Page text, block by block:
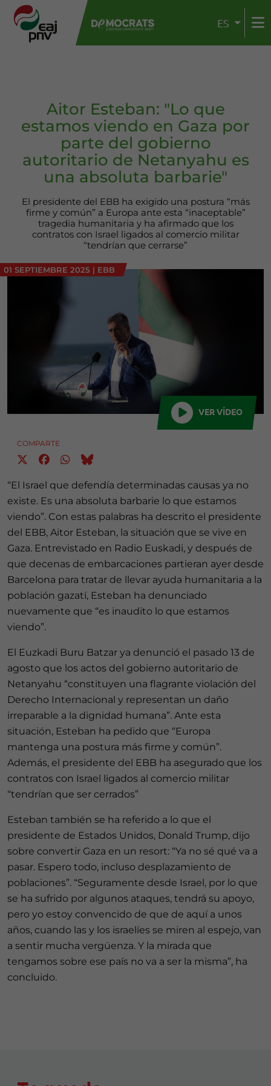
ES
Aitor Esteban: "Lo que
estamos viendo en Gaza por
parte del gobierno
autoritario de Netanyahu es
una absoluta barbarie"
El presidente del EBB ha exigido una postura “más
firme y común” a Europa ante esta “inaceptable”
tragedia humanitaria y ha afirmado que los
contratos con Israel ligados al comercio militar
“tendrían que cerrarse”
01 SEPTIEMBRE 2025 | EBB
VER VÍDEO
COMPARTE
“El Israel que defendía determinadas causas ya no
existe. Es una absoluta barbarie lo que estamos
viendo”. Con estas palabras ha descrito el presidente
del EBB, Aitor Esteban, la situación que se vive en
Gaza. Entrevistado en Radio Euskadi, y después de
que decenas de embarcaciones partieran ayer desde
Barcelona para tratar de llevar ayuda humanitaria a la
población gazatí, Esteban ha denunciado
nuevamente que “es inaudito lo que estamos
viendo”.
El Euzkadi Buru Batzar ya denunció el pasado 13 de
agosto que los actos del gobierno autoritario de
Netanyahu “constituyen una flagrante violación del
Derecho Internacional y representan un daño
irreparable a la dignidad humana”. Ante esta
situación, Esteban ha pedido que “Europa
mantenga una postura más firme y común”.
Además, el presidente del EBB ha asegurado que los
contratos con Israel ligados al comercio militar
“tendrían que ser cerrados”
Esteban también se ha referido a lo que el
presidente de Estados Unidos, Donald Trump, dijo
sobre convertir Gaza en un resort: “Ya no sé qué va a
pasar. Espero todo, incluso desplazamiento de
poblaciones”. “Seguramente desde Israel, por lo que
se ha sufrido por algunos ataques, tendrá su apoyo,
pero yo estoy convencido de que de aquí a unos
años, cuando las y los israelíes se miren al espejo, van
a sentir mucha vergüenza. Y la mirada que
tengamos sobre ese país no va a ser la misma”, ha
concluido.